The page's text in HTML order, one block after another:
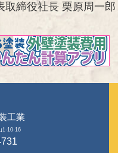
取締役社長 栗原周一郎
工業
1-10-16